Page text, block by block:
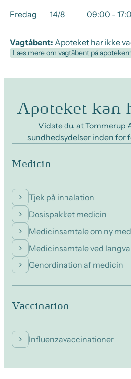
Fredag
14/8 09:00 -
Vagtåbent: Apoteket har ikke
Læs mere om vagtåbent på
Apoteket kan
Vidste du, at Tommerup
sundhedsydelser inden for
Medicin
Tjek på inhalation
Dosispakket medicin
Medicinsamtale om ny
Medicinsamtale ved
Genordination af medicin
Vaccination
Influenzavaccinationer